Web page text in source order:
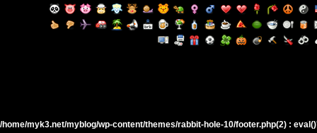
/home/myk3.net/myblog/wp-content/themes/rabbit-hole-10/footer.php(2) :